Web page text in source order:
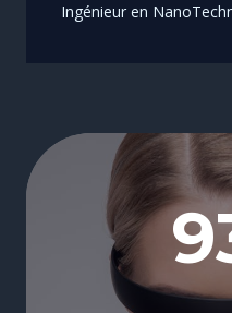
Ingénieur en